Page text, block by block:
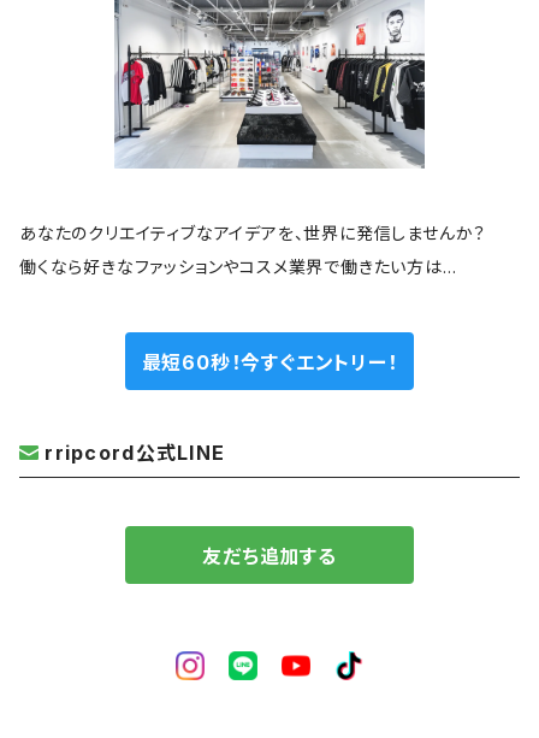
あなたのクリエイティブなアイデアを、世界に発信しませんか？
働くなら好きなファッションやコスメ業界で働きたい方は…
最短60秒！今すぐエントリー！
rripcord公式LINE
友だち追加する